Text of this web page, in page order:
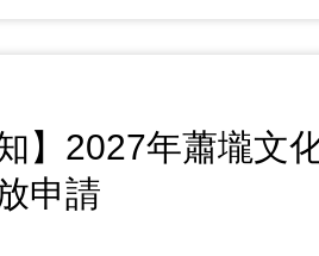
知】2027年蕭壠文
申請